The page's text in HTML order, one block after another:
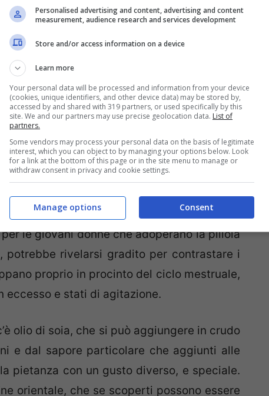
effetti della menopausa e del calo
le giovani donne che adoperano la pillola
potrebbe rivelarsi gradito per contrastare i
proprio in procinto del ciclo mestruale,
eccesso e stati di agitazione.
olio di soia, che si può aggiungere in crudo
e dal sapore particolare che aggiunti alle
pietanza con un gusto diverso, e speciale.
orientale, che se scoperti possono essere
Personalised advertising and content, advertising and content
measurement, audience research and services development
Store and/or access information on a device
Learn more
Your personal data will be processed and information from your device
(cookies, unique identifiers, and other device data) may be stored by,
accessed by and shared with 319 partners, or used specifically by this
site. We and our partners may use precise geolocation data. List of
partners.
Some vendors may process your personal data on the basis of legitimate
interest, which you can object to by managing your options below. Look
for a link at the bottom of this page or in the site menu to manage or
withdraw consent in privacy and cookie settings.
Consent
Manage options